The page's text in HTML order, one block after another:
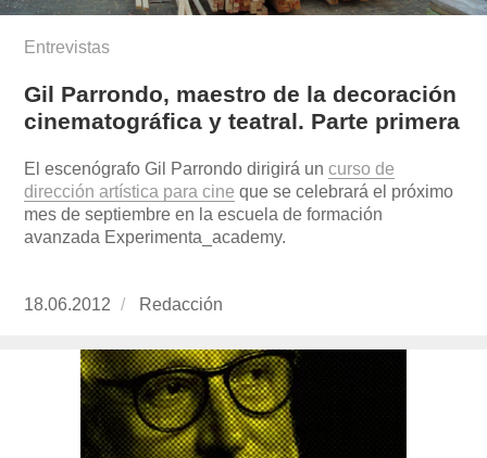
Entrevistas
Gil Parrondo, maestro de la decoración
cinematográfica y teatral. Parte primera
El escenógrafo Gil Parrondo dirigirá uncurso de
dirección artística para cine que se celebrará el próximo
mes de septiembre en la escuela de formación
avanzada Experimenta_academy.
Publicado
18.06.2012 https://www.experimenta.es/author/redaccion/
Redacción